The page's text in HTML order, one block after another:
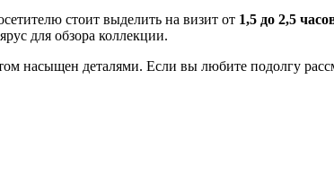
стоит выделить на визит от 1,5 до 2,5
для обзора коллекции.
насыщен деталями. Если вы любите подолгу